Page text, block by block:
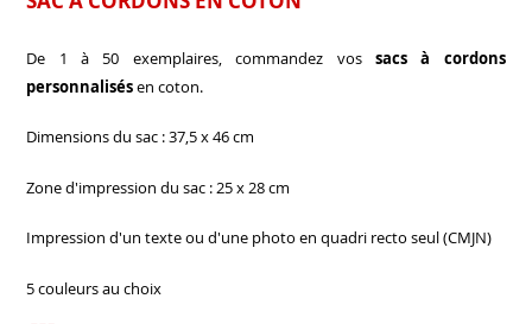
De 1 à 50 exemplaires, commandez vos sacs à cordons
personnalisésen coton.
Dimensions du sac : 37,5 x 46 cm
Zone d'impression du sac : 25 x 28 cm
Impression d'un texte ou d'une photo en quadri recto seul (CMJN)
5 couleurs au choix